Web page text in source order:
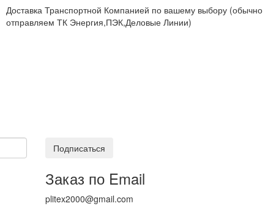
Доставка Транспортной Компанией по вашему выбору (обычно
отправляем ТК Энергия,ПЭК,Деловые Линии)
Подписаться
Заказ по Email
plitex2000@gmail.com